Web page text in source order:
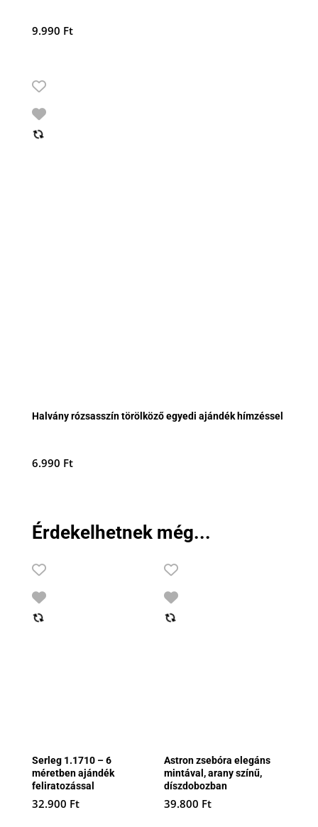
9.990 Ft
Halvány rózsasszín törölköző egyedi ajándék hímzéssel
6.990 Ft
Érdekelhetnek még...
Serleg 1.1710 – 6
méretben ajándék
feliratozással
32.900 Ft
Astron zsebóra elegáns
mintával, arany színű,
díszdobozban
39.800 Ft